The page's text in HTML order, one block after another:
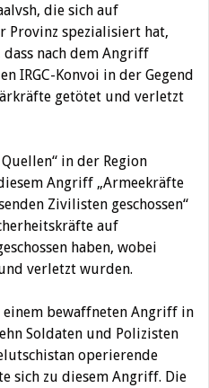
die sich auf
Provinz spezialisiert hat,
nach dem Angriff
IRGC-Konvoi in der Gegend
getötet und verletzt
in der Region
Angriff „Armeekräfte
Zivilisten geschossen“
auf
haben, wobei
verletzt wurden.
bewaffneten Angriff in
Soldaten und Polizisten
operierende
sich zu diesem Angriff. Die